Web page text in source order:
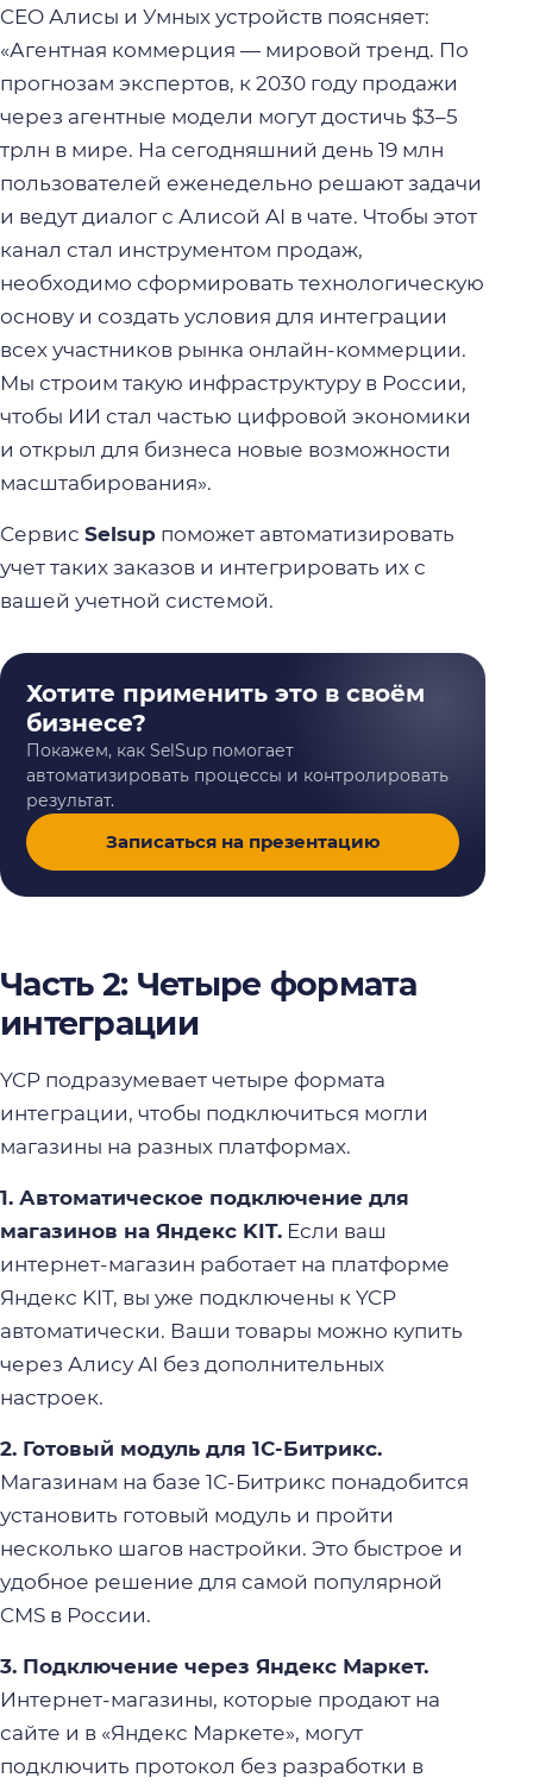
CEO Алисы и Умных устройств поясняет:
«Агентная коммерция — мировой тренд. По
прогнозам экспертов, к 2030 году продажи
через агентные модели могут достичь $3–5
трлн в мире. На сегодняшний день 19 млн
пользователей еженедельно решают задачи
и ведут диалог с Алисой AI в чате. Чтобы этот
канал стал инструментом продаж,
необходимо сформировать технологическую
основу и создать условия для интеграции
всех участников рынка онлайн-коммерции.
Мы строим такую инфраструктуру в России,
чтобы ИИ стал частью цифровой экономики
и открыл для бизнеса новые возможности
масштабирования».
Сервис Selsup поможет автоматизировать
учет таких заказов и интегрировать их с
вашей учетной системой.
Хотите применить это в своём
бизнесе?
Покажем, как SelSup помогает
автоматизировать процессы и контролировать
результат.
Записаться на презентацию
Часть 2: Четыре формата
интеграции
YCP подразумевает четыре формата
интеграции, чтобы подключиться могли
магазины на разных платформах.
1. Автоматическое подключение для
магазинов на Яндекс KIT. Если ваш
интернет-магазин работает на платформе
Яндекс KIT, вы уже подключены к YCP
автоматически. Ваши товары можно купить
через Алису AI без дополнительных
настроек.
2. Готовый модуль для 1С-Битрикс.
Магазинам на базе 1С-Битрикс понадобится
установить готовый модуль и пройти
несколько шагов настройки. Это быстрое и
удобное решение для самой популярной
CMS в России.
3. Подключение через Яндекс Маркет.
Интернет-магазины, которые продают на
сайте и в «Яндекс Маркете», могут
подключить протокол без разработки в